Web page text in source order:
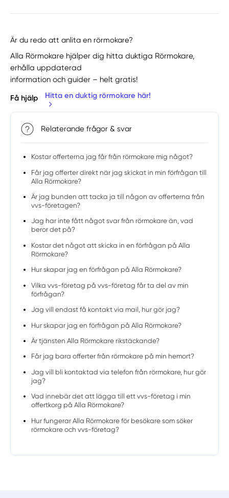
Är du redo att anlita en rörmokare?
Alla Rörmokare hjälper dig hitta duktiga Rörmokare,
erhålla uppdaterad
information och guider – helt gratis!
Få hjälp Hitta en duktig rörmokare här!
Relaterande frågor & svar
Kostar offerterna jag får från rörmokare mig något?
Får jag offerter direkt när jag skickat in min förfrågan till
Alla Rörmokare?
Är jag bunden att tacka ja till någon av offerterna från
vvs-företagen?
Jag har inte fått något svar från rörmokare än, vad
beror det på?
Kostar det något att skicka in en förfrågan på Alla
Rörmokare?
Hur skapar jag en förfrågan på Alla Rörmokare?
Vilka vvs-företag på vvs-företag får ta del av min
förfrågan?
Jag vill endast få kontakt via mail, hur gör jag?
Hur skapar jag en förfrågan på Alla Rörmokare?
Är tjänsten Alla Rörmokare rikstäckande?
Får jag bara offerter från rörmokare på min hemort?
Jag vill bli kontaktad via telefon från rörmokare, hur gör
jag?
Vad innebär det att lägga till ett vvs-företag i min
offertkorg på Alla Rörmokare?
Hur fungerar Alla Rörmokare för besökare som söker
rörmokare och vvs-företag?